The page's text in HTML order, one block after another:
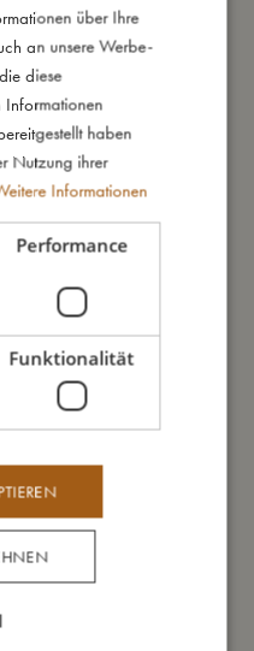
mit einer Dicke von 0,25
gefallen
GERMAN
über Ihre
an unsere Werbe-
diese
Informationen
haben
Nutzung ihrer
Informationen
Performance
Funktionalität